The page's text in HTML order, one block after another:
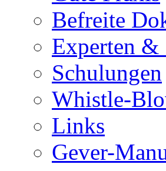
Befreite
Experten &
Schulungen
Whistle-
Links
Gever-